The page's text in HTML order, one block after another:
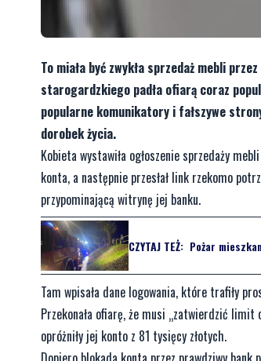
To miała być zwykła sprzedaż mebli
starogardzkiego padła ofiarą coraz
popularne komunikatory i fałszywe
dorobek życia.
Kobieta wystawiła ogłoszenie sprzedaży
konta, a następnie przesłał link rzekomo
przypominającą witrynę jej banku.
CZYTAJ TEŻ: Pożar
Tam wpisała dane logowania, które trafiły
Przekonała ofiarę, że musi „zatwierdzić
opróżniły jej konto z 81 tysięcy złotych.